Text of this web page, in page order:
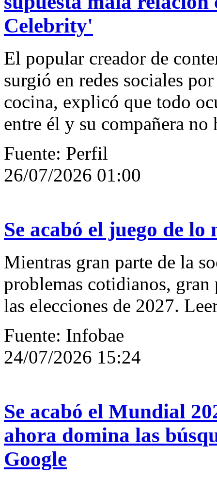
Celebrity'
El popular creador de
surgió en redes sociales
cocina, explicó que todo
entre él y su compañera
Fuente: Perfil
26/07/2026 01:00
Se acabó el juego de lo
Mientras gran parte de la
problemas cotidianos,
las elecciones de 2027.
Fuente: Infobae
24/07/2026 15:24
Se acabó el Mundial
ahora domina las
Google